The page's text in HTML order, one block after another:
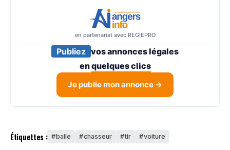
en partenariat avec REGIEPRO
Publiez vos annonces légales
enquelques clics
Je publie mon annonce →
Étiquettes : balle chasseur tir voiture